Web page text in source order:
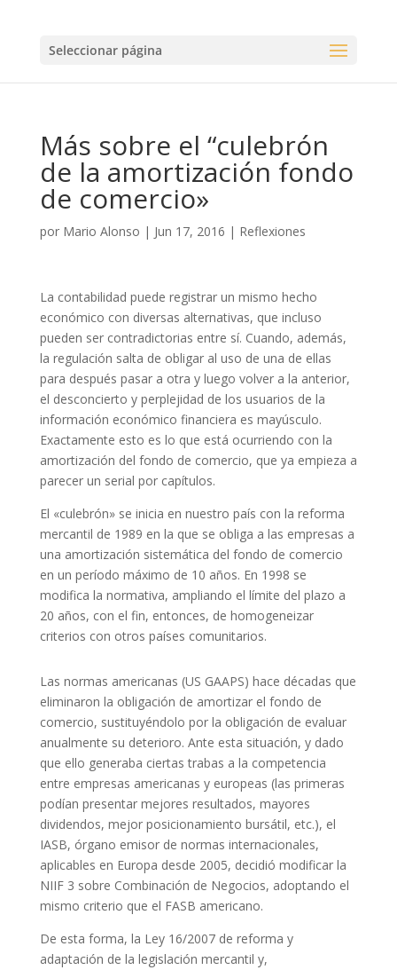
Seleccionar página
Más sobre el “culebrón
de la amortización fondo
de comercio»
por Mario Alonso | Jun 17, 2016 | Reflexiones
La contabilidad puede registrar un mismo hecho
económico con diversas alternativas, que incluso
pueden ser contradictorias entre sí. Cuando, además,
la regulación salta de obligar al uso de una de ellas
para después pasar a otra y luego volver a la anterior,
el desconcierto y perplejidad de los usuarios de la
información económico financiera es mayúsculo.
Exactamente esto es lo que está ocurriendo con la
amortización del fondo de comercio, que ya empieza a
parecer un serial por capítulos.
El «culebrón» se inicia en nuestro país con la reforma
mercantil de 1989 en la que se obliga a las empresas a
una amortización sistemática del fondo de comercio
en un período máximo de 10 años. En 1998 se
modifica la normativa, ampliando el límite del plazo a
20 años, con el fin, entonces, de homogeneizar
criterios con otros países comunitarios.
Las normas americanas (US GAAPS) hace décadas que
eliminaron la obligación de amortizar el fondo de
comercio, sustituyéndolo por la obligación de evaluar
anualmente su deterioro. Ante esta situación, y dado
que ello generaba ciertas trabas a la competencia
entre empresas americanas y europeas (las primeras
podían presentar mejores resultados, mayores
dividendos, mejor posicionamiento bursátil, etc.), el
IASB, órgano emisor de normas internacionales,
aplicables en Europa desde 2005, decidió modificar la
NIIF 3 sobre Combinación de Negocios, adoptando el
mismo criterio que el FASB americano.
De esta forma, la Ley 16/2007 de reforma y
adaptación de la legislación mercantil y,